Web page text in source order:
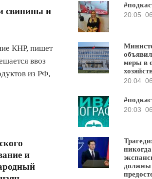
свинины и
КНР, пишет
ввоз
из РФ,
и
20:05
меры в
20:04
20:03
должны